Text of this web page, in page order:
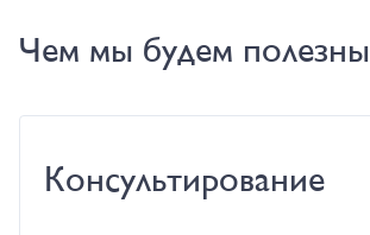
Чем мы будем полезны
Консультирование